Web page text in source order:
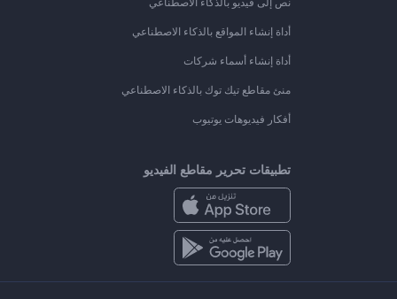
أداة إنشاء المواقع بالذكاء الاصطناعي
أداة إنشاء أسماء شركات
منئ مقاطع تيك توك بالذكاء الاصطناعي
أفكار فيديوهات يوتيوب
تطبيقات تحرير مقاطع الفيديو